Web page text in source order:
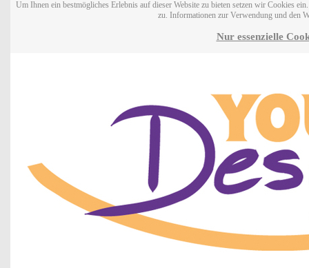
Um Ihnen ein bestmögliches Erlebnis auf dieser Website zu bieten setzen wir Cookies
zu. Informationen zur Verwendung und den
Nur essenzielle